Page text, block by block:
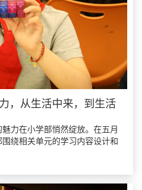
，从生活中来，到生活
力在小学部悄然绽放。在五月
绕相关单元的学习内容设计和